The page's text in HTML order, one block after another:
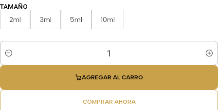
TAMAÑO
2ml 3ml 5ml 10ml
Cantidad
AGREGAR AL CARRO
COMPRAR AHORA